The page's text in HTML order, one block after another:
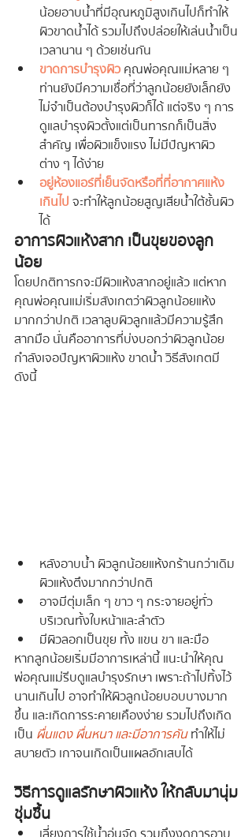
น้อยอาบน้ำที่มีอุณหภูมิสูงเกินไปก็ทำให้
ผิวขาดน้ำได้ รวมไปถึงปล่อยให้เล่นน้ำเป็น
เวลานาน ๆ ด้วยเช่นกัน
ขาดการบำรุงผิว คุณพ่อคุณแม่หลาย ๆ
ท่านยังมีความเชื่อที่ว่าลูกน้อยยังเล็กยัง
ไม่จำเป็นต้องบำรุงผิวก็ได้ แต่จริง ๆ การ
ดูแลบำรุงผิวตั้งแต่เป็นทารกก็เป็นสิ่ง
สำคัญ เพื่อผิวแข็งแรง ไม่มีปัญหาผิว
ต่าง ๆ ได้ง่าย
อยู่ห้องแอร์ที่เย็นจัดหรือที่ที่อากาศแห้ง
เกินไป จะทำให้ลูกน้อยสูญเสียน้ำใต้ชั้นผิว
ได้
อาการผิวแห้งสาก เป็นขุยของลูก
น้อย
โดยปกติทารกจะมีผิวแห้งสากอยู่แล้ว แต่หาก
คุณพ่อคุณแม่เริ่มสังเกตว่าผิวลูกน้อยแห้ง
มากกว่าปกติ เวลาลูบผิวลูกแล้วมีความรู้สึก
สากมือ นั่นคืออาการที่บ่งบอกว่าผิวลูกน้อย
กำลังเจอปัญหาผิวแห้ง ขาดน้ำ วิธีสังเกตมี
ดังนี้
หลังอาบน้ำ ผิวลูกน้อยแห้งกร้านกว่าเดิม
ผิวแห้งตึงมากกว่าปกติ
อาจมีตุ่มเล็ก ๆ ขาว ๆ กระจายอยู่ทั่ว
บริเวณทั้งใบหน้าและลำตัว
มีผิวลอกเป็นขุย ทั้ง แขน ขา และมือ
หากลูกน้อยเริ่มมีอาการเหล่านี้ แนะนำให้คุณ
พ่อคุณแม่รีบดูแลบำรุงรักษา เพราะถ้าไปทิ้งไว้
นานเกินไป อาจทำให้ผิวลูกน้อยบอบบางมาก
ขึ้น และเกิดการระคายเคืองง่าย รวมไปถึงเกิด
เป็น ผื่นแดง ผื่นหนา และมีอาการคัน ทำให้ไม่
สบายตัว เกาจนเกิดเป็นแผลอักเสบได้
วิธีการดูแลรักษาผิวแห้ง ให้กลับมานุ่ม
ชุ่มชื้น